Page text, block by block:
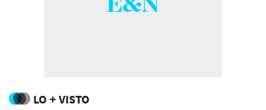
LO + VISTO